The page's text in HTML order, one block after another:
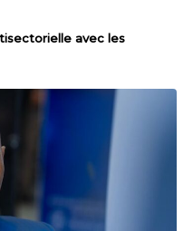
avec les